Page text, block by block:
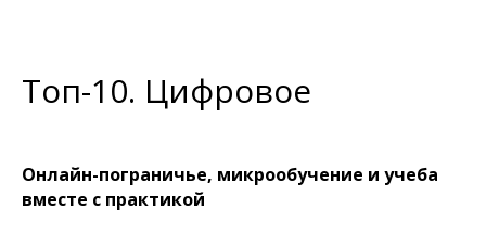
Топ-10. Цифровое
Онлайн-пограничье, микрообучение и учеба
вместе с практикой